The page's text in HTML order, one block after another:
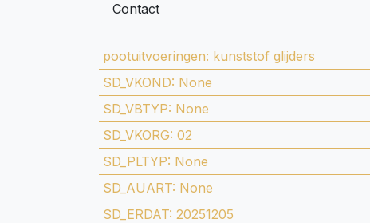
Contact
pootuitvoeringen: kunststof glijders
SD_VKOND: None
SD_VBTYP: None
SD_VKORG: 02
SD_PLTYP: None
SD_AUART: None
SD_ERDAT: 20251205